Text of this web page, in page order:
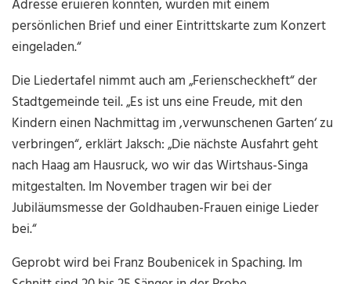
Adresse eruieren konnten, wurden mit einem
persönlichen Brief und einer Eintrittskarte zum Konzert
eingeladen.“
Die Liedertafel nimmt auch am „Ferienscheckheft“ der
Stadtgemeinde teil. „Es ist uns eine Freude, mit den
Kindern einen Nachmittag im ,verwunschenen Garten‘ zu
verbringen“, erklärt Jaksch: „Die nächste Ausfahrt geht
nach Haag am Hausruck, wo wir das Wirtshaus-Singa
mitgestalten. Im November tragen wir bei der
Jubiläumsmesse der Goldhauben-Frauen einige Lieder
bei.“
Geprobt wird bei Franz Boubenicek in Spaching. Im